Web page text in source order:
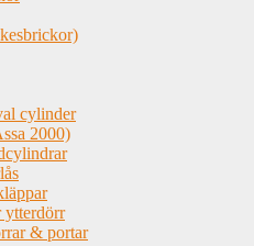
cylinder
2000)
ytterdörr
& portar